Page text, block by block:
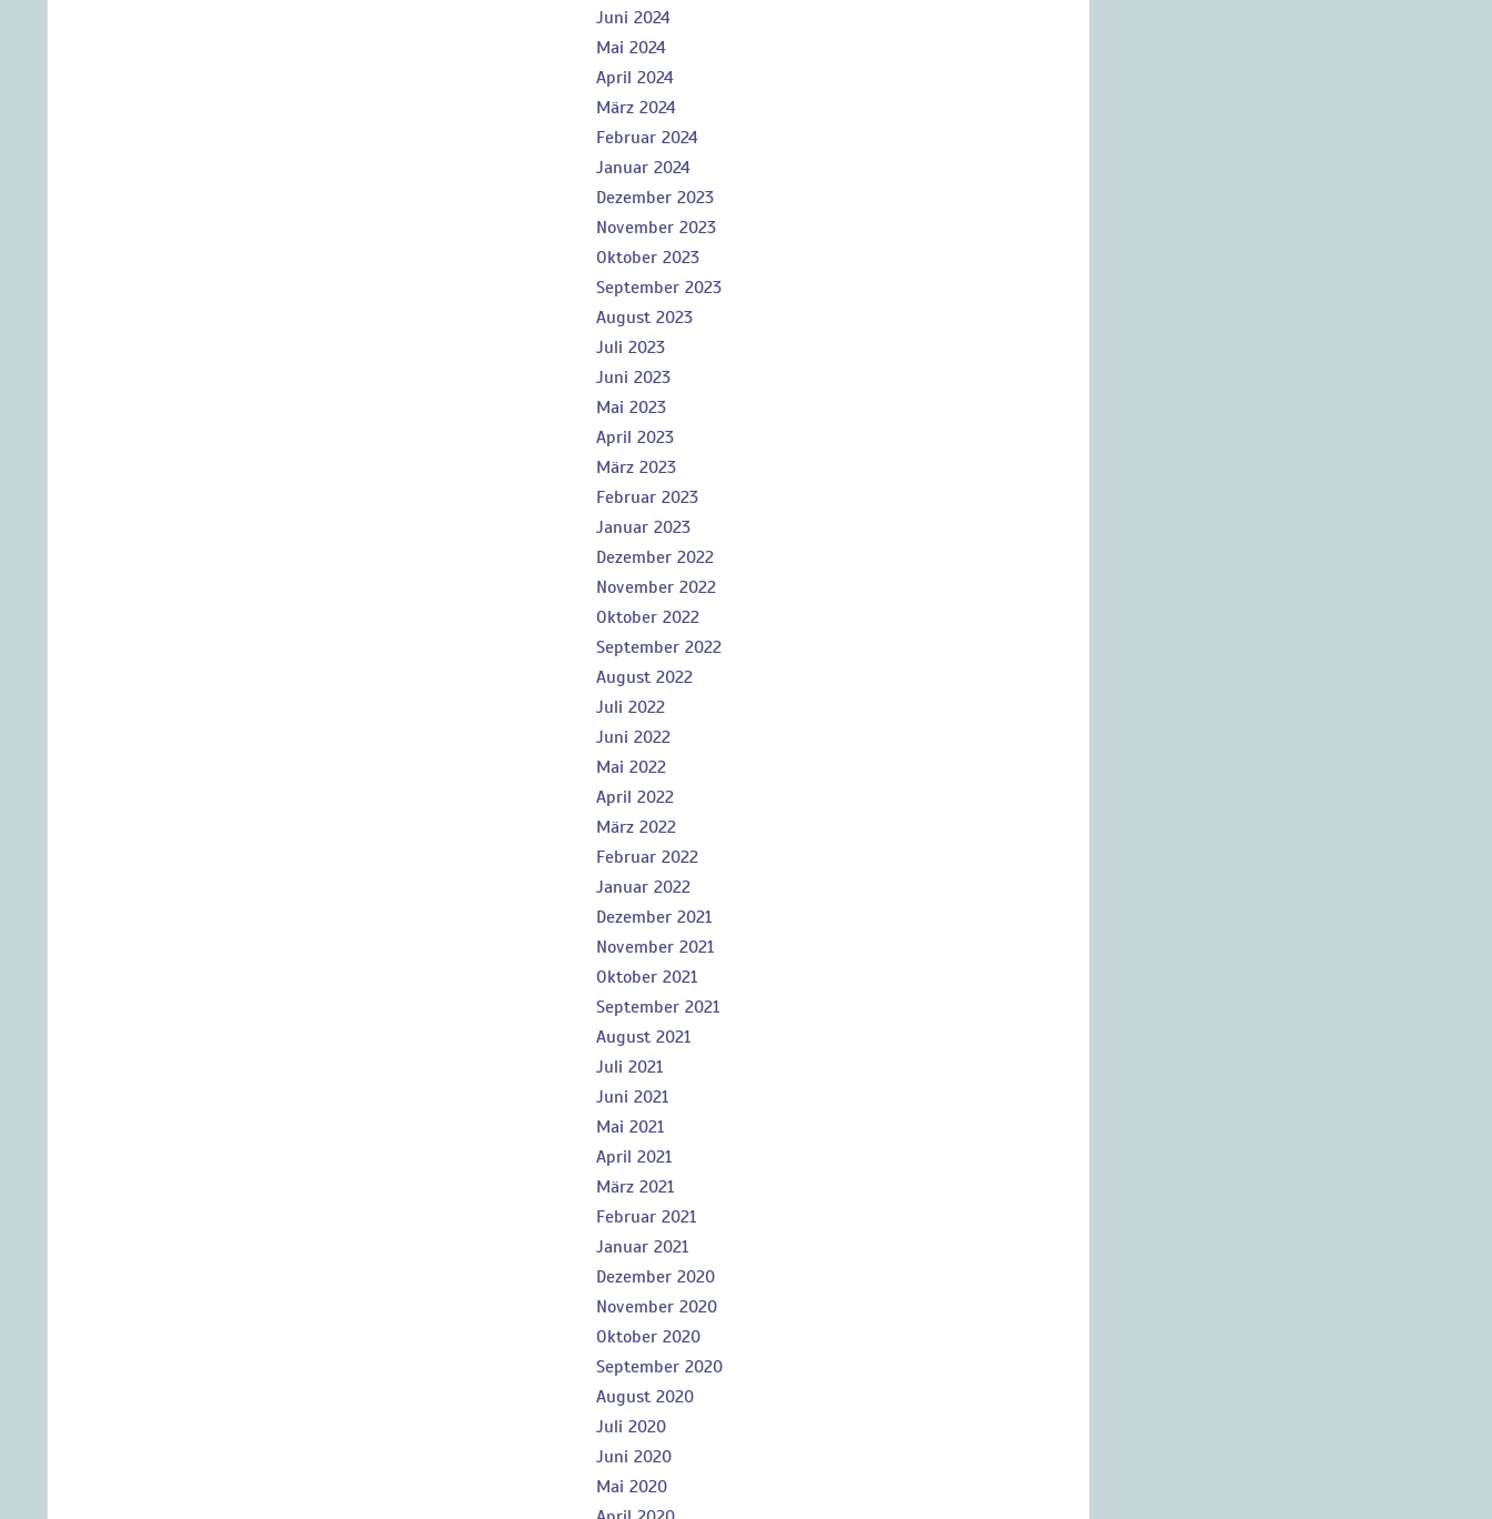
Juni 2024
Mai 2024
April 2024
März 2024
Februar 2024
Januar 2024
Dezember 2023
November 2023
Oktober 2023
September 2023
August 2023
Juli 2023
Juni 2023
Mai 2023
April 2023
März 2023
Februar 2023
Januar 2023
Dezember 2022
November 2022
Oktober 2022
September 2022
August 2022
Juli 2022
Juni 2022
Mai 2022
April 2022
März 2022
Februar 2022
Januar 2022
Dezember 2021
November 2021
Oktober 2021
September 2021
August 2021
Juli 2021
Juni 2021
Mai 2021
April 2021
März 2021
Februar 2021
Januar 2021
Dezember 2020
November 2020
Oktober 2020
September 2020
August 2020
Juli 2020
Juni 2020
Mai 2020